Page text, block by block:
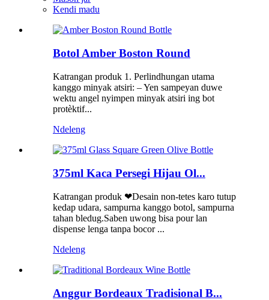
Kendi madu
Botol Amber Boston Round
Katrangan produk 1. Perlindhungan utama
kanggo minyak atsiri: – Yen sampeyan duwe
wektu angel nyimpen minyak atsiri ing bot
protèktif...
Ndeleng
375ml Kaca Persegi Hijau Ol...
Katrangan produk ❤Desain non-tetes karo tutup
kedap udara, sampurna kanggo botol, sampurna
tahan bledug.Saben uwong bisa pour lan
dispense lenga tanpa bocor ...
Ndeleng
Anggur Bordeaux Tradisional B...